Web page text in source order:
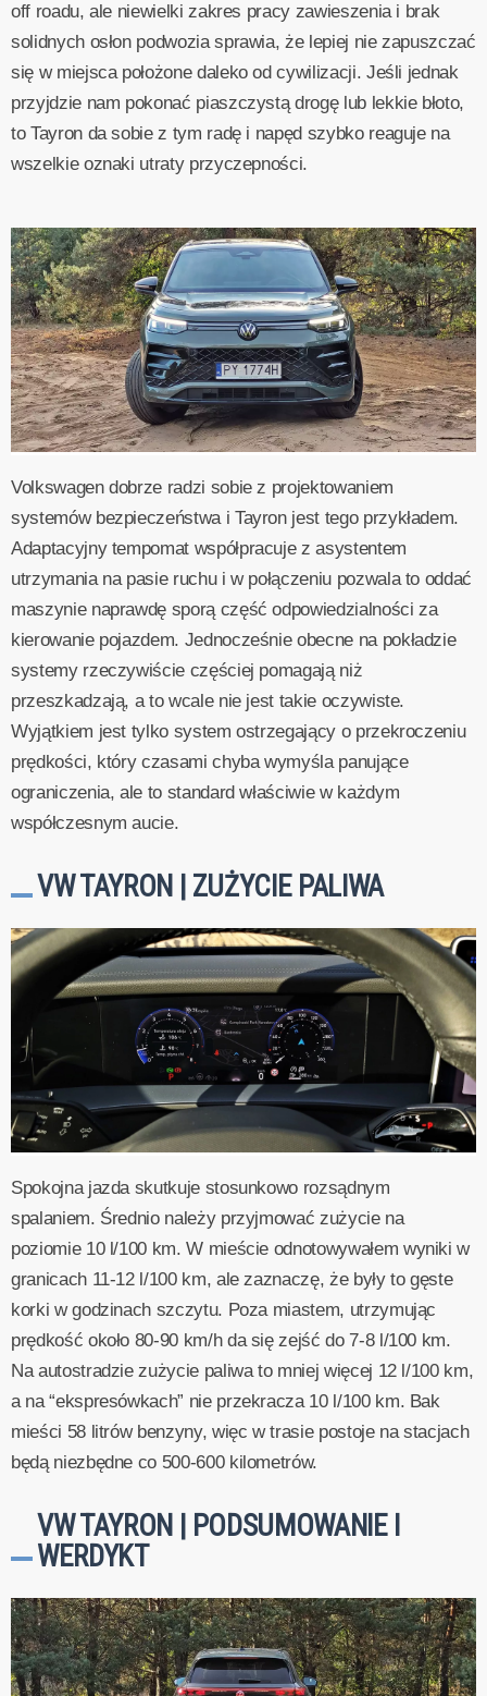
off roadu, ale niewielki zakres pracy zawieszenia i brak
solidnych osłon podwozia sprawia, że lepiej nie zapuszczać
się w miejsca położone daleko od cywilizacji. Jeśli jednak
przyjdzie nam pokonać piaszczystą drogę lub lekkie błoto,
to Tayron da sobie z tym radę i napęd szybko reaguje na
wszelkie oznaki utraty przyczepności.
Volkswagen dobrze radzi sobie z projektowaniem
systemów bezpieczeństwa i Tayron jest tego przykładem.
Adaptacyjny tempomat współpracuje z asystentem
utrzymania na pasie ruchu i w połączeniu pozwala to oddać
maszynie naprawdę sporą część odpowiedzialności za
kierowanie pojazdem. Jednocześnie obecne na pokładzie
systemy rzeczywiście częściej pomagają niż
przeszkadzają, a to wcale nie jest takie oczywiste.
Wyjątkiem jest tylko system ostrzegający o przekroczeniu
prędkości, który czasami chyba wymyśla panujące
ograniczenia, ale to standard właściwie w każdym
współczesnym aucie.
VW TAYRON | ZUŻYCIE PALIWA
Spokojna jazda skutkuje stosunkowo rozsądnym
spalaniem. Średnio należy przyjmować zużycie na
poziomie 10 l/100 km. W mieście odnotowywałem wyniki w
granicach 11-12 l/100 km, ale zaznaczę, że były to gęste
korki w godzinach szczytu. Poza miastem, utrzymując
prędkość około 80-90 km/h da się zejść do 7-8 l/100 km.
Na autostradzie zużycie paliwa to mniej więcej 12 l/100 km,
a na “ekspresówkach” nie przekracza 10 l/100 km. Bak
mieści 58 litrów benzyny, więc w trasie postoje na stacjach
będą niezbędne co 500-600 kilometrów.
VW TAYRON | PODSUMOWANIE I
WERDYKT